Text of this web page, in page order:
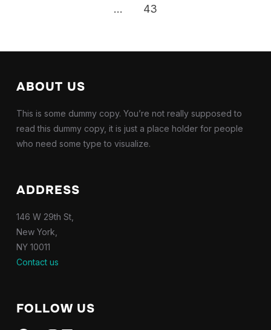
…
43
ABOUT US
This is some dummy copy. You’re not really supposed to
read this dummy copy, it is just a place holder for people
who need some type to visualize.
ADDRESS
146 W 29th St,
New York,
NY 10011
Contact us
FOLLOW US